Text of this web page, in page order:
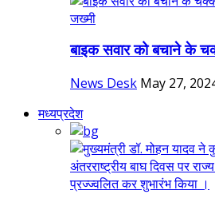
बाइक सवार को बचाने के
News Desk May 27,
मध्यप्रदेश